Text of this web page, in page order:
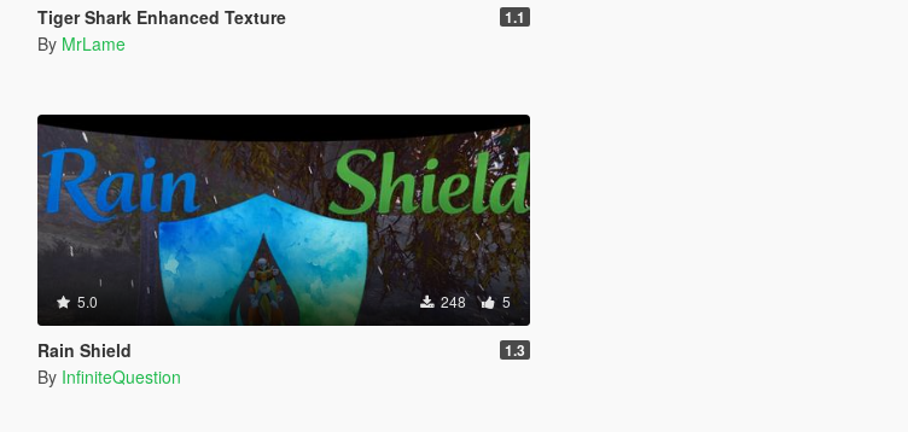
Tiger Shark Enhanced Texture 1.1
By MrLame
5.0 248 5
Rain Shield 1.3
By InfiniteQuestion